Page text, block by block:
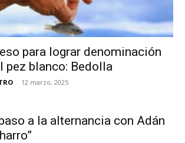
para lograr denominación
pez blanco: Bedolla
- 12 marzo, 2025
a la alternancia con Adán